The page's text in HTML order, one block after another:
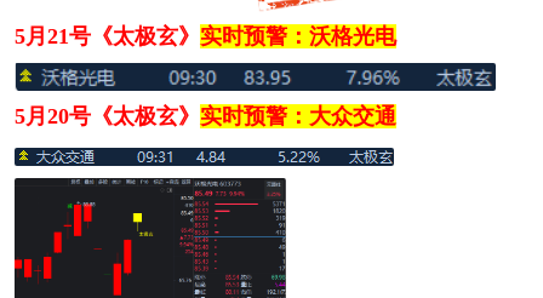
5月21号《太极玄》 实时预警：沃格光电
5月20号《太极玄》 实时预警：大众交通